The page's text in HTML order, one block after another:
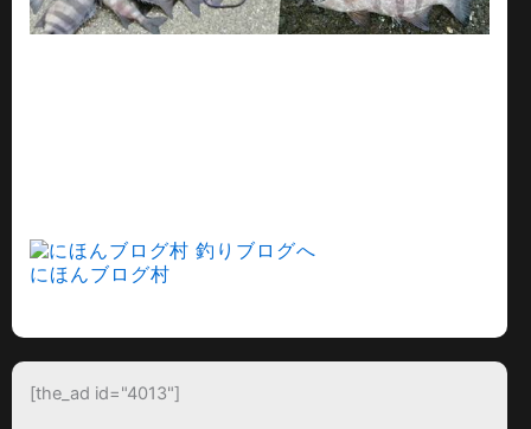
にほんブログ村
[the_ad id="4013"]